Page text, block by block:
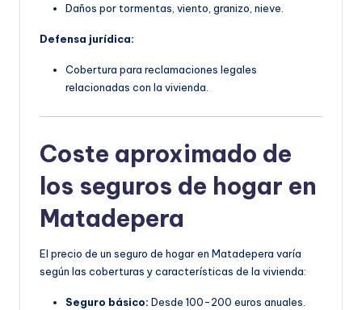
Daños por tormentas, viento, granizo, nieve.
Defensa jurídica:
Cobertura para reclamaciones legales
relacionadas con la vivienda.
Coste aproximado de
los seguros de hogar en
Matadepera
El precio de un seguro de hogar en Matadepera varía
según las coberturas y características de la vivienda:
Seguro básico: Desde 100-200 euros anuales.